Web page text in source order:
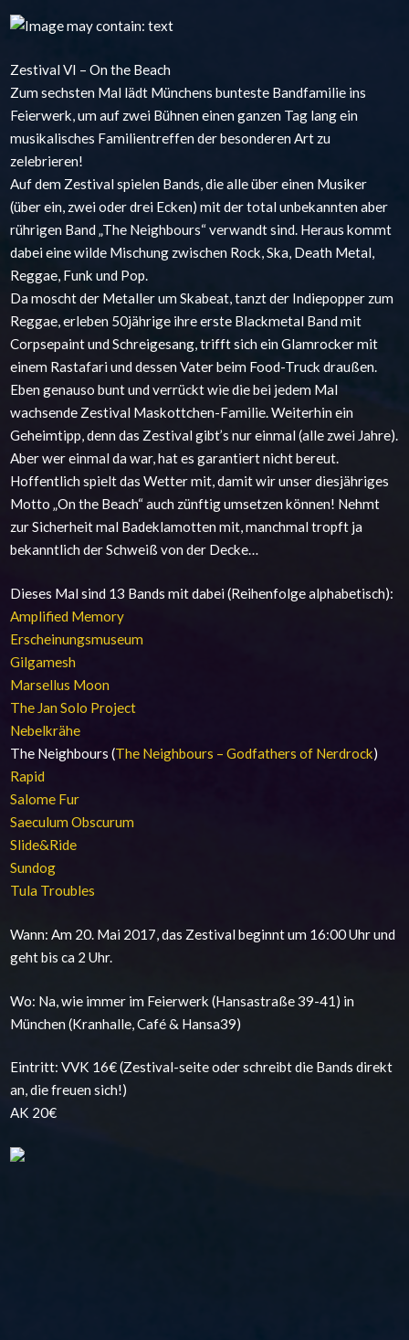
Zestival VI – On the Beach
Zum sechsten Mal lädt Münchens bunteste Bandfamilie ins
Feierwerk, um auf zwei Bühnen einen ganzen Tag lang ein
musikalisches Familientreffen der besonderen Art zu
zelebrieren!
Auf dem Zestival spielen Bands, die alle über einen Musiker
(über ein, zwei oder drei Ecken) mit der total unbekannten aber
rührigen Band „The Neighbours“ verwandt sind. Heraus kommt
dabei eine wilde Mischung zwischen Rock, Ska, Death Metal,
Reggae, Funk und Pop.
Da moscht der Metaller um Skabeat, tanzt der Indiepopper zum
Reggae, erleben 50jährige ihre erste Blackmetal Band mit
Corpsepaint und Schreigesang, trifft sich ein Glamrocker mit
einem Rastafari und dessen Vater beim Food-Truck draußen.
Eben genauso bunt und verrückt wie die bei jedem Mal
wachsende Zestival Maskottchen-Familie. Weiterhin ein
Geheimtipp, denn das Zestival gibt’s nur einmal (alle zwei Jahre).
Aber wer einmal da war, hat es garantiert nicht bereut.
Hoffentlich spielt das Wetter mit, damit wir unser diesjähriges
Motto „On the Beach“ auch zünftig umsetzen können! Nehmt
zur Sicherheit mal Badeklamotten mit, manchmal tropft ja
bekanntlich der Schweiß von der Decke…
Dieses Mal sind 13 Bands mit dabei (Reihenfolge alphabetisch):
Amplified Memory
Erscheinungsmuseum
Gilgamesh
Marsellus Moon
The Jan Solo Project
Nebelkrähe
The Neighbours (The Neighbours – Godfathers of Nerdrock)
Rapid
Salome Fur
Saeculum Obscurum
Slide&Ride
Sundog
Tula Troubles
Wann: Am 20. Mai 2017, das Zestival beginnt um 16:00 Uhr und
geht bis ca 2 Uhr.
Wo: Na, wie immer im Feierwerk (Hansastraße 39-41) in
München (Kranhalle, Café & Hansa39)
Eintritt: VVK 16€ (Zestival-seite oder schreibt die Bands direkt
an, die freuen sich!)
AK 20€